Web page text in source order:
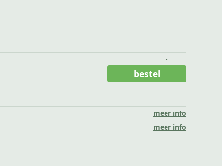
-
meer info
meer info
bestel